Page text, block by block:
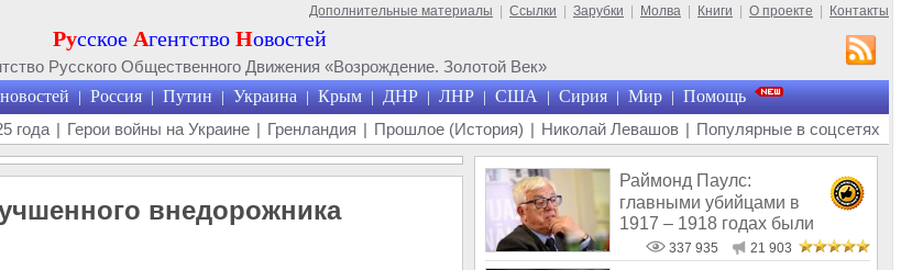
Дополнительные материалы Ссылки Зарубки Молва Книги О проекте Контакты
Русское Агентство Новостей
Русского Общественного Движения «Возрождение. Золотой Век»
| Россия | Путин | Украина | Крым | ДНР | ЛНР | США | Сирия | Мир | Помощь
года | Герои войны на Украине | Гренландия | Прошлое (История) | Николай Левашов | Популярные в соцсетях
внедорожника
Раймонд Паулс:
главными убийцами в
1917 – 1918 годах были
латыши и евреи, а не русс
337 935 21 903